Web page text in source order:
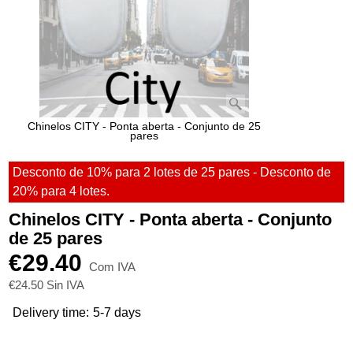
Chinelos CITY - Ponta aberta - Conjunto de 25
pares
Desconto de 10% para 2 lotes de 25 pares - Desconto de
20% para 4 lotes.
Chinelos CITY - Ponta aberta - Conjunto
de 25 pares
€29.40
Com IVA
€24.50 Sin IVA
Delivery time: 5-7 days